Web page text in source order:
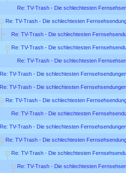
Re: TV-Trash - Die schlechtesten
Re: TV-Trash - Die schlechtesten
Re: TV-Trash - Die schlechtesten
Re: TV-Trash - Die schlechtesten
Re: TV-Trash - Die schlechtesten
Re: TV-Trash - Die schlechtesten
Re: TV-Trash - Die schlechtesten
Re: TV-Trash - Die schlechtesten
Re: TV-Trash - Die schlechtesten
Re: TV-Trash - Die schlechtesten
Re: TV-Trash - Die schlechtesten
Re: TV-Trash - Die schlechtesten
Re: TV-Trash - Die schlechtesten